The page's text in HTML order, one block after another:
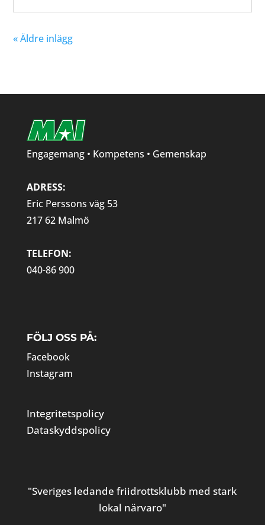
« Äldre inlägg
Engagemang • Kompetens • Gemenskap
ADRESS:
Eric Perssons väg 53
217 62 Malmö
TELEFON:
040-86 900
FÖLJ OSS PÅ:
Facebook
Instagram
Integritetspolicy
Dataskyddspolicy
"Sveriges ledande friidrottsklubb med stark
lokal närvaro"